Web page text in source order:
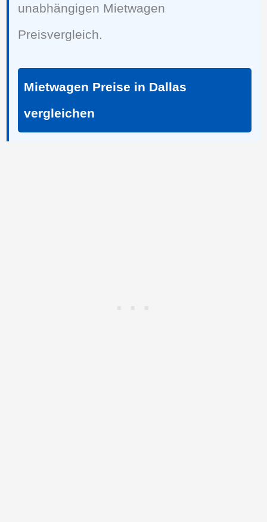
unabhängigen Mietwagen
Preisvergleich.
Mietwagen Preise in Dallas
vergleichen